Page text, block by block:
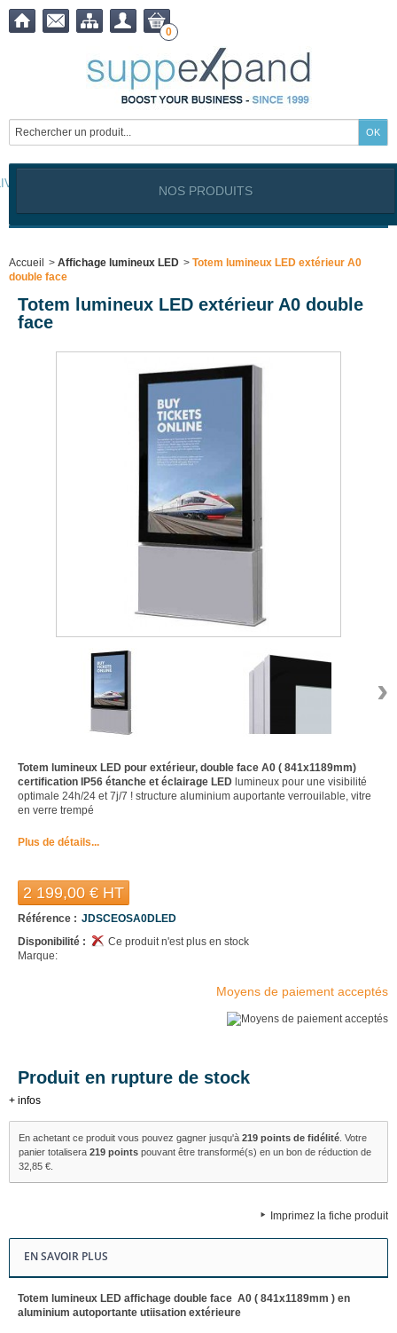
0
OFFERTE à partir de399,00 € !
NOS PRODUITS
Accueil > Affichage lumineux LED > Totem lumineux LED extérieur A0
double face
Totem lumineux LED extérieur A0 double
face
›
Totem lumineux LED pour extérieur, double face A0 ( 841x1189mm)
certification IP56 étanche et éclairage LED lumineux pour une visibilité
optimale 24h/24 et 7j/7 ! structure aluminium auportante verrouilable, vitre
en verre trempé
Plus de détails...
2 199,00 €HT
Référence : JDSCEOSA0DLED
Disponibilité :
Ce produit n'est plus en stock
Marque:
Moyens de paiement acceptés
Produit en rupture de stock
+ infos
En achetant ce produit vous pouvez gagner jusqu'à 219 points de fidélité . Votre
panier totalisera 219 points pouvant être transformé(s) en un bon de réduction de
32,85 €
Imprimez la fiche produit
EN SAVOIR PLUS
Totem lumineux LED affichage double face A0 ( 841x1189mm ) en
aluminium autoportante utiisation extérieure